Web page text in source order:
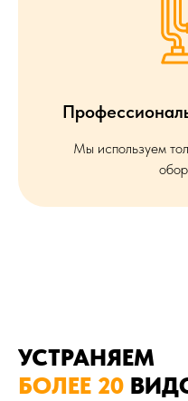
Мы используем
УСТРАНЯЕМ
БОЛЕЕ 20